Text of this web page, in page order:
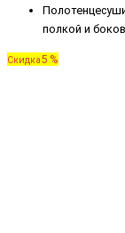
полкой и
Скидка5 %